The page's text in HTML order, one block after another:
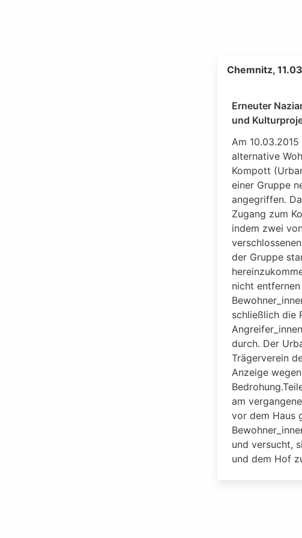
Chemnitz,
Erneuter
und
Am
alternative
Kompott
einer Gruppe
angegriffen.
Zugang zum
indem zwei
der Gruppe
nicht
schließlich die
durch. Der
Trägerverein
Anzeige
am
vor dem Haus
und versucht,
und dem Hof